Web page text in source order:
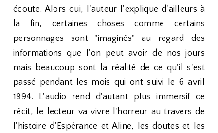
écoute. Alors oui, l'auteur l'explique d'ailleurs à
la fin, certaines choses comme certains
personnages sont "imaginés" au regard des
informations que l'on peut avoir de nos jours
mais beaucoup sont la réalité de ce qu'il s'est
passé pendant les mois qui ont suivi le 6 avril
1994. L'audio rend d'autant plus immersif ce
récit, le lecteur va vivre l'horreur au travers de
l'histoire d'Espérance et Aline, les doutes et les